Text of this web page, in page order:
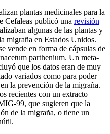
plantas medicinales para la
Cefaleas publicó una revisión
algunas de las plantas y
migraña en Estados Unidos.
vende en forma de cápsulas de
parthenium. Un meta-
que los datos eran de muy
variados como para poder
la prevención de la migraña.
recientes con un extracto
99, que sugieren que la
de la migraña, o tiene un